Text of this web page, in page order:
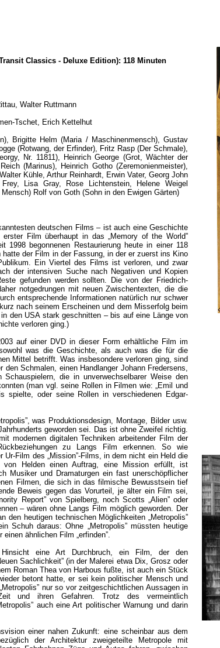
Classics - Deluxe Edition): 118 Minuten
Walter Ruttmann
Tschet, Erich Kettelhut
Brigitte Helm (Maria / Maschinenmensch), Gustav
(Rotwang, der Erfinder), Fritz Rasp (Der Schmale),
Nr. 11811), Heinrich George (Grot, Wächter der
(Marinus), Heinrich Gotho (Zeremonienmeister),
Kühle, Arthur Reinhardt, Erwin Vater, Georg John
Lisa Gray, Rose Lichtenstein, Helene Weigel
Rolf von Goth (Sohn in den Ewigen Gärten)
deutschen Films – ist auch eine Geschichte
Film überhaupt in das „Memory of the World”
1998 begonnenen Restaurierung heute in einer 118
der Film in der Fassung, in der er zuerst ins Kino
Ein Viertel des Films ist verloren, und zwar
der intensiven Suche nach Negativen und Kopien
gefunden werden sollten. Die von der Friedrich-
notgedrungen mit neuen Zwischentexten, die die
entsprechende Informationen natürlich nur schwer
nach seinem Erscheinen und dem Misserfolg beim
den USA stark geschnitten – bis auf eine Länge von
verloren ging.)
auf einer DVD in dieser Form erhältliche Film im
was die Geschichte, als auch was die für die
Mittel betrifft. Was insbesondere verloren ging, sind
Schmalen, einen Handlanger Johann Fredersens,
die in unverwechselbarer Weise den
(man vgl. seine Rollen in Filmen wie: „Emil und
spielte, oder seine Rollen in verschiedenen Edgar-
was Produktionsdesign, Montage, Bilder usw.
geworden sei. Das ist ohne Zweifel richtig.
modernen digitalen Techniken arbeitender Film der
zu Langs Film erkennen. So wie
Ur-Film des „Mission”-Films, in dem nicht ein Held die
von Helden einen Auftrag, eine Mission erfüllt, ist
Musiker und Dramaturgen ein fast unerschöpflicher
Filmen, die sich in das filmische Bewusstsein tief
Beweis gegen das Vorurteil, je älter ein Film sei,
Report” von Spielberg, noch Scotts „Alien” oder
– wären ohne Langs Film möglich geworden. Der
den heutigen technischen Möglichkeiten „Metropolis”
Schuh daraus: Ohne „Metropolis” müssten heutige
ähnlichen Film „erfinden”.
eine Art Durchbruch, ein Film, der den
Sachlichkeit” (in der Malerei etwa Dix, Grosz oder
Roman Thea von Harbous fußte, ist auch ein Stück
betont hatte, er sei kein politischer Mensch und
nur so vor zeitgeschichtlichen Aussagen in
und ihren Gefahren. Trotz des vermeintlich
auch eine Art politischer Warnung und darin
einer nahen Zukunft: eine scheinbar aus dem
der Architektur zweigeteilte Metropole mit